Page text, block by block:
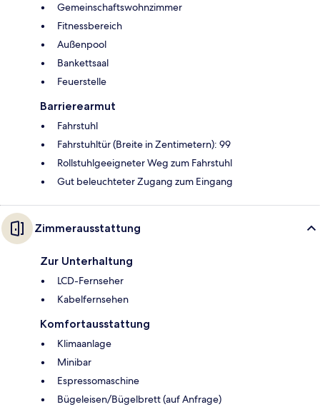
Gemeinschaftswohnzimmer
Fitnessbereich
Außenpool
Bankettsaal
Feuerstelle
Barrierearmut
Fahrstuhl
Fahrstuhltür (Breite in Zentimetern): 99
Rollstuhlgeeigneter Weg zum Fahrstuhl
Gut beleuchteter Zugang zum Eingang
Zimmerausstattung
Zur Unterhaltung
LCD-Fernseher
Kabelfernsehen
Komfortausstattung
Klimaanlage
Minibar
Espressomaschine
Bügeleisen/Bügelbrett (auf Anfrage)